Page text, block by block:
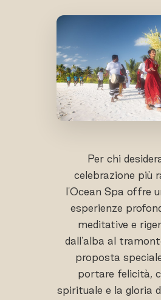
Per chi
celebrazione più
l'Ocean Spa offre
esperienze
meditative e
dall'alba al
proposta
portare felicità,
spirituale e la gloria